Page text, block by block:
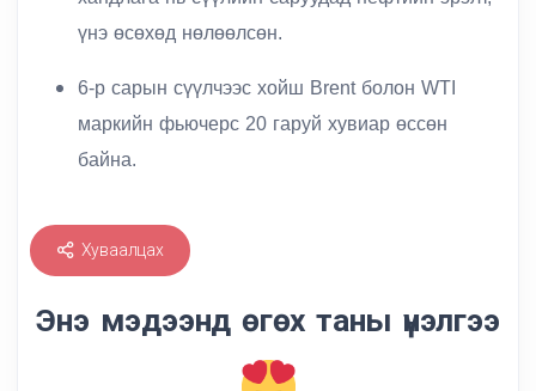
үнэ өсөхөд нөлөөлсөн.
6-р сарын сүүлчээс хойш Brent болон WTI
маркийн фьючерс 20 гаруй хувиар өссөн
байна.
Хуваалцах
Энэ мэдээнд өгөх таны үнэлгээ